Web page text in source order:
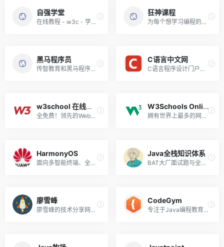
自强学堂
在线教程 - w3c - 学习, 分享, 让你更强！
狂神课程
为每个想学习编程的人提供一个少走弯路的平台！
黑马程序员
传智教育和黑马程序员视频库！
C语言中文网
C语言程序设计门户网站！
w3school 在线教程
全免费！领先的Web技术教程！
W3Schools Online Web Tutorials
拥有世界上最多的网站开发者！
HarmonyOS
面向多智能终端、全场景的分布式操作系统。
Java全栈知识体系
BAT大厂面试题与全栈知识体系结合！
廖雪峰
廖雪峰的技术分享网站！
CodeGym
专注于Java编程教育的在线平台！